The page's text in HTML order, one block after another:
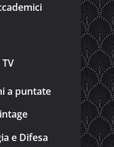
a puntate
e Difesa